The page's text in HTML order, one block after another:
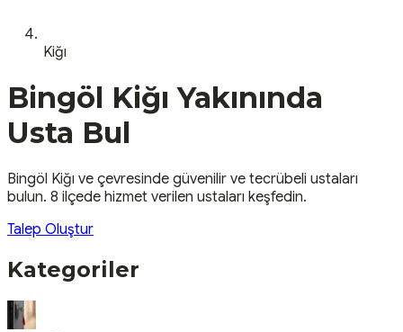
Kiğı
Bingöl Kiğı Yakınında
Usta Bul
Bingöl Kiğı ve çevresinde güvenilir ve tecrübeli ustaları
bulun. 8 ilçede hizmet verilen ustaları keşfedin.
Talep Oluştur
Kategoriler